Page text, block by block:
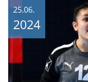
25.06.
2024